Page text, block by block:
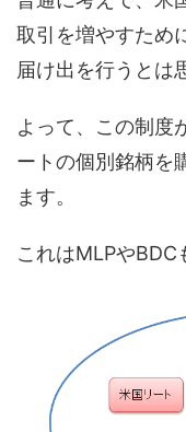
取引を増やすため
届け出を行うとは
よって、この制度
ートの個別銘柄を
ます。
これはMLPやBDC